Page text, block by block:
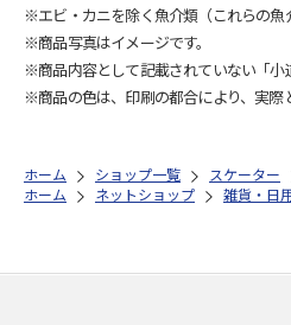
※エビ・カニを除く魚介類（これらの魚
※商品写真はイメージです。
※商品内容として記載されていない「小
※商品の色は、印刷の都合により、実際
ホーム ショップ一覧 スケーター
ホーム
ネットショップ 雑貨・日